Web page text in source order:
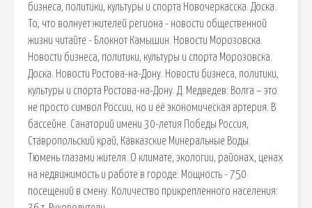
бизнеса, политики, культуры и спорта Новочеркасска. Доска.
То, что волнует жителей региона - новости общественной
жизни читайте - Блокнот Камышин. Новости Морозовска.
Новости бизнеса, политики, культуры и спорта Морозовска.
Доска. Новости Ростова-на-Дону. Новости бизнеса, политики,
культуры и спорта Ростова-на-Дону. Д. Медведев: Волга – это
не просто символ России, но и её экономическая артерия. В
бассейне. Санаторий имени 30-летия Победы Россия,
Ставропольский край, Кавказские Минеральные Воды.
Тюмень глазами жителя. О климате, экологии, районах, ценах
на недвижимость и работе в городе. Мощность - 750
посещений в смену. Количество прикрепленного населения: